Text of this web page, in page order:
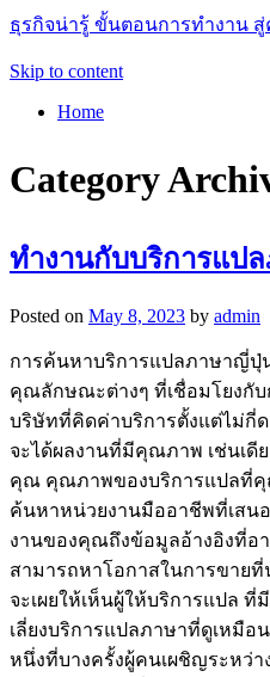
ธุรกิจน่ารู้ ขั้นตอนการทำงาน สู่
Skip to content
Home
Category
ทำงานกับบริการแป
Posted on May 8, 2023 by admin
การค้นหาบริการแปลภาษาญี่ปุ่
คุณลักษณะต่างๆ ที่เชื่อมโยงกั
บริษัทที่คิดค่าบริการตั้งแต่ไม่กี่
จะได้ผลงานที่มีคุณภาพ เช่นเ
คุณ คุณภาพของบริการแปลที่คุ
ค้นหาหน่วยงานมืออาชีพที่เสน
งานของคุณถึงข้อมูลอ้างอิงที่อ
สามารถหาโอกาสในการขาย
จะเผยให้เห็นผู้ให้บริการแปล
เลี่ยงบริการแปลภาษาที่ดูเหมื
หนึ่งที่บางครั้งผู้คนเผชิญระหว่